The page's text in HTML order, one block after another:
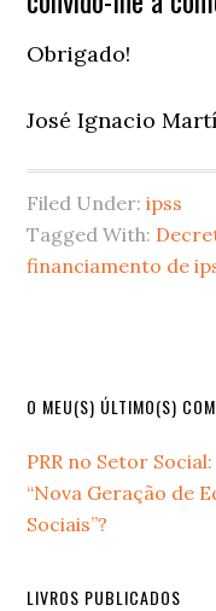
Obrigado!
José Ignacio
Filed Under:ipss
Tagged With:
financiamento de
Primary
Sidebar
O MEU(S) ÚLTIMO(S)
PRR no Setor
“Nova Geração de
Sociais”?
LIVROS PUBLICADOS